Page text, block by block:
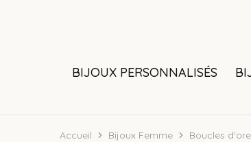
BIJOUX PERSONNALISÉS
Accueil Bijoux Femme Boucles